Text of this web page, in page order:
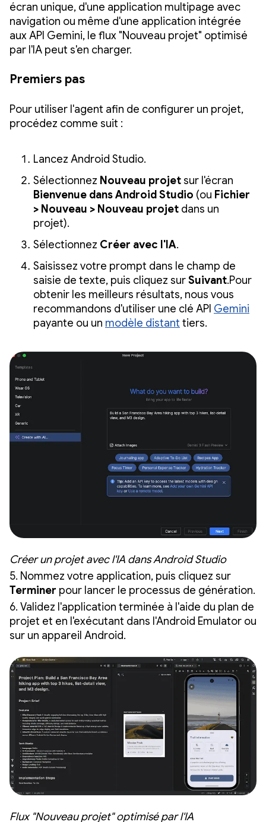
écran unique, d'une application multipage avec
navigation ou même d'une application intégrée
aux API Gemini, le flux "Nouveau projet" optimisé
par l'IA peut s'en charger.
Premiers pas
Pour utiliser l'agent afin de configurer un projet,
procédez comme suit :
Lancez Android Studio.
Sélectionnez Nouveau projetsur l'écran
Bienvenue dans Android Studio (ou Fichier
> Nouveau > Nouveau projet dans un
projet).
Sélectionnez Créer avec l'IA.
Saisissez votre prompt dans le champ de
saisie de texte, puis cliquez surSuivant.Pour
obtenir les meilleurs résultats, nous vous
recommandons d'utiliser une clé API Gemini
payante ou un modèle distant tiers.
Créer un projet avec l'IA dans Android Studio
5. Nommez votre application, puis cliquez sur
Terminer pour lancer le processus de génération.
6. Validez l'application terminée à l'aide du plan de
projet et en l'exécutant dans l'Android Emulator ou
sur un appareil Android.
Flux "Nouveau projet" optimisé par l'IA